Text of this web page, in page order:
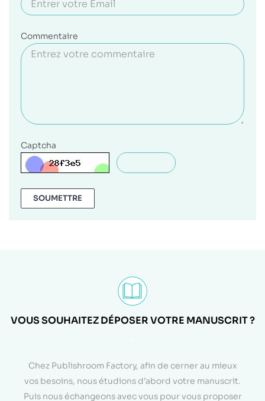
Commentaire
Captcha
SOUMETTRE
VOUS SOUHAITEZ DÉPOSER VOTRE MANUSCRIT ?
Chez Publishroom Factory, afin de cerner au mieux
vos besoins, nous étudions d’abord votre manuscrit.
Puis nous échangeons avec vous pour vous proposer